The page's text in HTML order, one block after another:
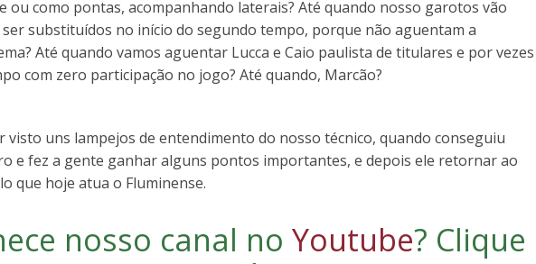
ou como pontas, acompanhando laterais? Até quando nosso garotos vão
substituídos no início do segundo tempo, porque não aguentam a
Até quando vamos aguentar Lucca e Caio paulista de titulares e por vezes
com zero participação no jogo? Até quando, Marcão?
visto uns lampejos de entendimento do nosso técnico, quando conseguiu
e fez a gente ganhar alguns pontos importantes, e depois ele retornar ao
que hoje atua o Fluminense.
nosso canal no Youtube? Clique